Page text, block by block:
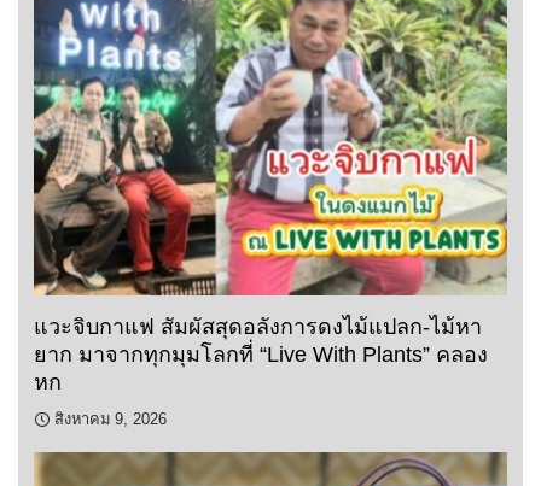
แวะจิบกาแฟ สัมผัสสุดอลังการดงไม้แปลก-ไม้หา
ยาก มาจากทุกมุมโลกที่ “Live With Plants” คลอง
หก
สิงหาคม 9, 2026